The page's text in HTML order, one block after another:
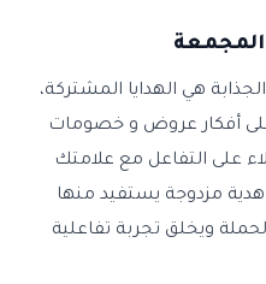
المجمعة
هي الهدايا المشتركة،
أفكار عروض و خصومات
على التفاعل مع علامتك
هدية مزدوجة يستفيد منها
ويخلق تجربة تفاعلية